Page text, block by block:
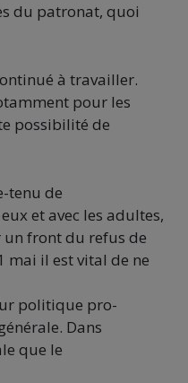
du patronat, quoi
à travailler.
pour les
possibilité de
tenu de
et avec les adultes,
front du refus de
mai il est vital de ne
politique pro-
Dans
que le